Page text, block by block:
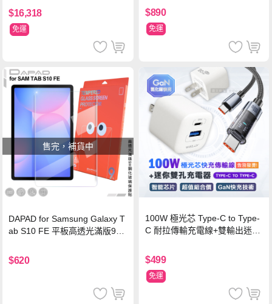
$16,318
免運
$890
免運
售完，補貨中
DAPAD for Samsung Galaxy T
ab S10 FE 平板高透光滿版9H
$620
100W 極光芯 Type-C to Type-
C 耐拉傳輸充電線+雙輸出迷你
$499
免運